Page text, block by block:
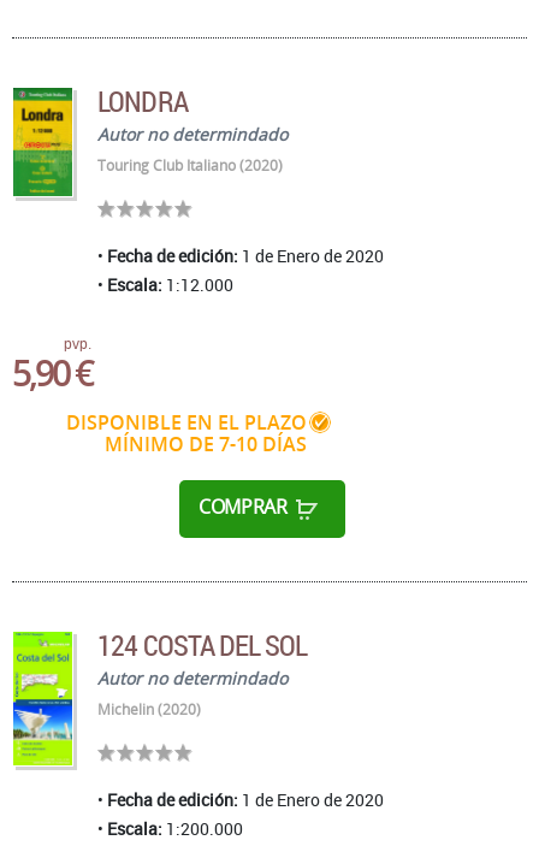
LONDRA
Autor no determindado
Touring Club Italiano (2020)
Fecha de edición: 1 de Enero de 2020
Escala: 1:12.000
pvp.
5,90 €
DISPONIBLE EN EL PLAZO
MÍNIMO DE 7-10 DÍAS
COMPRAR
124 COSTA DEL SOL
Autor no determindado
Michelin (2020)
Fecha de edición: 1 de Enero de 2020
Escala: 1:200.000